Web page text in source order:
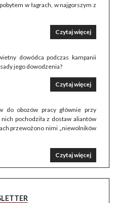
w łagrach, w najgorszym z
Czytaj więcej
dowódca podczas kampanii
jego dowodzenia?
Czytaj więcej
do obozów pracy głównie przy
pochodziła z dostaw aliantów
przewożono nimi „niewolników
Czytaj więcej